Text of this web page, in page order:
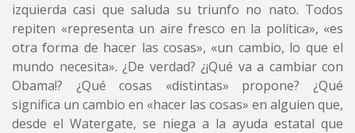
izquierda casi que saluda su triunfo no nato. Todos
repiten «representa un aire fresco en la política», «es
otra forma de hacer las cosas», «un cambio, lo que el
mundo necesita». ¿De verdad? ¿¡Qué va a cambiar con
Obama!? ¿Qué cosas «distintas» propone? ¿Qué
significa un cambio en «hacer las cosas» en alguien que,
desde el Watergate, se niega a la ayuda estatal que